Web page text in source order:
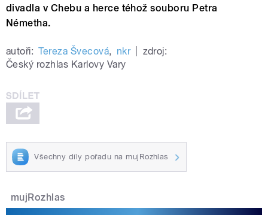
divadla v Chebu a herce téhož souboru Petra
Németha.
autoři: Tereza Švecová, nkr
zdroj:
Český rozhlas Karlovy Vary
Všechny díly pořadu na mujRozhlas
mujRozhlas